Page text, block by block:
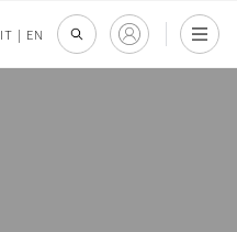
IT | EN